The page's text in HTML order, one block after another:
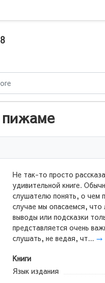
пижаме
Не так-то просто
удивительной книге.
слушателю понять, о чем
случае мы опасаемся,
выводы или подсказки
представляется очень
слушать, не ведая, чт... →
Книги
Язык издания